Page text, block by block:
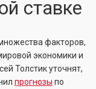
ставке
факторов,
экономики и
Толстик уточнят,
прогнозы по